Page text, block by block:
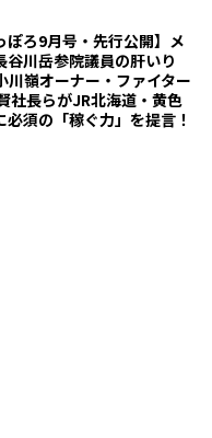
ぽろ9月号・先行公開】メ
谷川岳参院議員の肝いり
川嶺オーナー・ファイター
社長らがJR北海道・黄色
必須の「稼ぐ力」を提言！